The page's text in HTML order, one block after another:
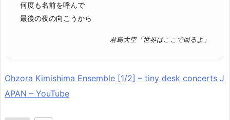
何度も名前を呼んで
最後の夜の向こうから
君島大空「世界はここで回るよ」
Ohzora Kimishima Ensemble [1/2] – tiny desk concerts J
APAN – YouTube